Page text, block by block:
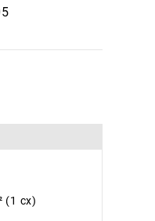
(1 cx)